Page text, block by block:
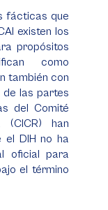
fácticas que
existen los
propósitos
como
también con
las partes
del Comité
(CICR) han
el DIH no ha
oficial para
el término